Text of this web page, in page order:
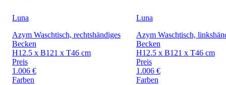
Luna
Azym Waschtisch, rechtshändiges
Becken
H12.5 x B121 x T46 cm
Preis
1.006 €
Farben
Luna
Azym Waschtisch,
Becken
H12.5 x B121 x T46 cm
Preis
1.006 €
Farben